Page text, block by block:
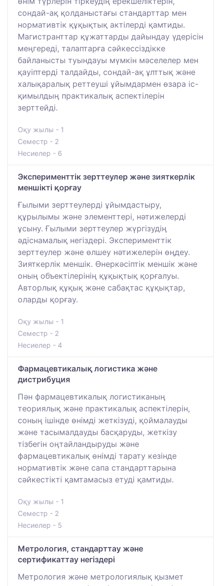
сондай-ақ қолданыстағы стандарттар мен
нормативтік құқықтық актілерді қамтиды.
Магистранттар құжаттарды дайындау үдерісін
меңгереді, талаптарға сәйкессіздікке
байланысты туындауы мүмкін мәселелер мен
қауіптерді талдайды, сондай-ақ ұлттық және
халықаралық реттеуші ұйымдармен өзара іс-
қимылдың практикалық аспектілерін
зерттейді.
Оқу жылы - 1
Семестр - 2
Несиелер - 6
Эксперименттік зерттеулер және зияткерлік
меншікті қорғау
Ғылыми зерттеулерді ұйымдастыру,
құрылымы және элементтері, нәтижелерді
ұсыну. Ғылыми зерттеулер жүргізудің
әдіснамалық негіздері. Эксперименттік
зерттеулер және өлшеу нәтижелерін өңдеу.
Зияткерлік меншік. Өнеркәсіптік меншік және
оның объектілерінің құқықтық қорғалуы.
Авторлық құқық және сабақтас құқықтар,
оларды қорғау.
Оқу жылы - 1
Семестр - 2
Несиелер - 4
Фармацевтикалық логистика және
дистрибуция
Пән фармацевтикалық логистиканың
теориялық және практикалық аспектілерін,
соның ішінде өнімді жеткізуді, қоймалауды
және тасымалдауды басқаруды, жеткізу
тізбегін оңтайландыруды және
фармацевтикалық өнімді тарату кезінде
нормативтік және сапа стандарттарына
сәйкестікті қамтамасыз етуді қамтиды.
Оқу жылы - 1
Семестр - 2
Несиелер - 5
Метрология, стандарттау және
сертификаттау негіздері
Метрология және метрологиялық қызмет